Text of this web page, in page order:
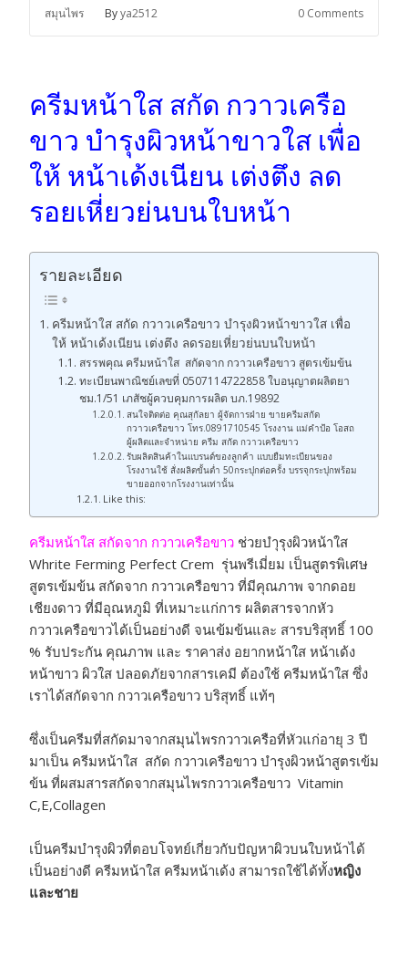
สมุนไพร
Byya2512 0 Comments
ครีมหน้าใส สกัด กวาวเครือ
ขาว บำรุงผิวหน้าขาวใส เพื่อ
ให้ หน้าเด้งเนียน เต่งตึง ลด
รอยเหี่ยวย่นบนใบหน้า
รายละเอียด
ครีมหน้าใส สกัด กวาวเครือขาว บำรุงผิวหน้าขาวใส เพื่อ
ให้ หน้าเด้งเนียน เต่งตึง ลดรอยเหี่ยวย่นบนใบหน้า
สรรพคุณ ครีมหน้าใส สกัดจาก กวาวเครือขาว สูตรเข้มข้น
ทะเบียนพาณิชย์เลขที่ 0507114722858 ใบอนุญาตผลิตยา
ชม.1/51 เภสัชผู้ควบคุมการผลิต บภ.19892
สนใจติดต่อ คุณสุกัลยา ผู้จัดการฝ่าย ขายครีมสกัด
กวาวเครือขาว โทร.0891710545 โรงงาน แม่คำป้อ โอสถ
ผู้ผลิตและจำหน่าย ครีม สกัด กวาวเครือขาว
รับผลิตสินค้าในแบรนด์ของลูกค้า แบบยืมทะเบียนของ
โรงงานใช้ สั่งผลิตขั้นต่ำ 50กระปุกต่อครั้ง บรรจุกระปุกพร้อม
ขายออกจากโรงงานเท่านั้น
Like this:
ครีมหน้าใส สกัดจาก กวาวเครือขาว ช่วยบำุรุงผิวหน้าใส
Whrite Ferming Perfect Crem รุ่นพรีเมี่ยม เป็นสูตรพิเศษ
สูตรเข้มข้น สกัดจาก กวาวเครือขาว ที่มีคุณภาพ จากดอย
เชียงดาว ที่มีอุณหภูมิ ที่เหมาะแก่การ ผลิตสารจากหัว
กวาวเครือขาวได้เป็นอย่างดี จนเข้มข้นและ สารบริสุทธิ์ 100
% รับประกัน คุณภาพ และ ราคาส่ง อยากหน้าใส หน้าเด้ง
หน้าขาว ผิวใส ปลอดภัยจากสารเคมี ต้องใช้ ครีมหน้าใส ซึ่ง
เราได้สกัดจาก กวาวเครือขาว บริสุทธิ์ แท้ๆ
ซึ่งเป็นครีมที่สกัดมาจากสมุนไพรกวาวเครือที่หัวแก่อายุ 3 ปี
มาเป็น ครีมหน้าใส สกัด กวาวเครือขาว บำรุงผิวหน้าสูตรเข้ม
ข้น ที่ผสมสารสกัดจากสมุนไพรกวาวเครือขาว Vitamin
C,E,Collagen
เป็นครีมบำรุงผิวที่ตอบโจทย์เกี่ยวกับปัญหาผิวบนใบหน้าได้
เป็นอย่างดี ครีมหน้าใส ครีมหน้าเด้ง สามารถใช้ได้ทั้งหญิง
และชาย